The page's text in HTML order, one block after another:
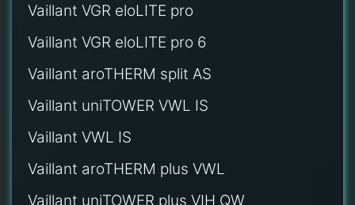
Vaillant VGR eloLITE pro
Vaillant VGR eloLITE pro 6
Vaillant aroTHERM split AS
Vaillant uniTOWER VWL IS
Vaillant VWL IS
Vaillant aroTHERM plus VWL
Vaillant uniTOWER plus VIH QW